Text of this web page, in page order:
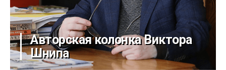
Авторская колонка Виктора
Шнипа